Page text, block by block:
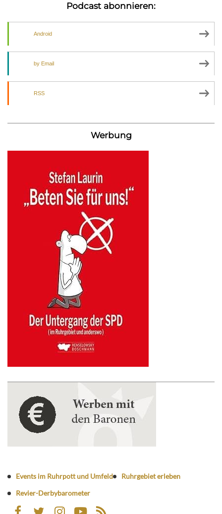
Podcast abonnieren:
Android
by Email
RSS
Werbung
Events im Ruhrpott und Umfeld
Ruhrgebiet erleben
Revier-Derbybarometer